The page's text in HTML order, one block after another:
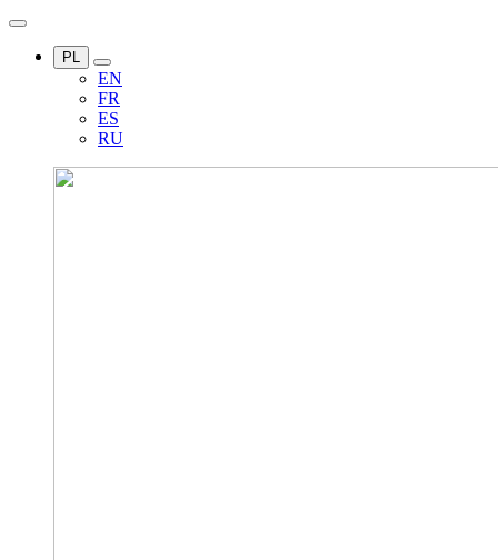
PL
EN
FR
ES
RU